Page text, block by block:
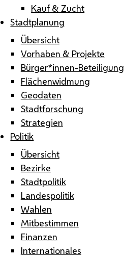
Kauf & Zucht
Stadtplanung
Übersicht
Vorhaben & Projekte
Bürger*innen-Beteiligung
Flächenwidmung
Geodaten
Stadtforschung
Strategien
Politik
Übersicht
Bezirke
Stadtpolitik
Landespolitik
Wahlen
Mitbestimmen
Finanzen
Internationales